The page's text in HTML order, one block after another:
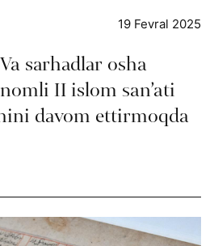
19 Fevral 2025
sarhadlar osha
II islom san’ati
davom ettirmoqda